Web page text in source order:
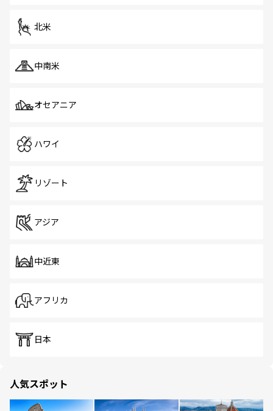
北米
中南米
オセアニア
ハワイ
リゾート
アジア
中近東
アフリカ
日本
人気スポット